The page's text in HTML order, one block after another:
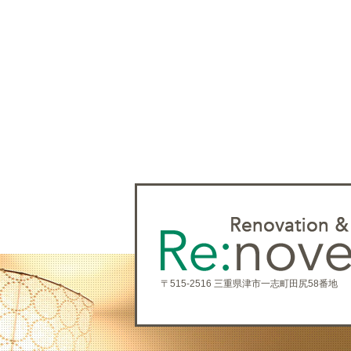
〒515-2516 三重県津市一志町田尻58番地